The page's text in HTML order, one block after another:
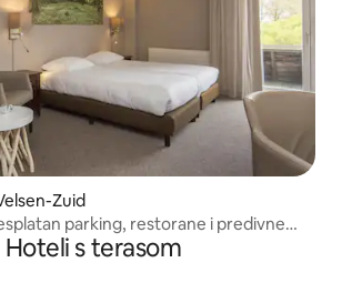
Zuid
parking, restorane i predivne
Hoteli s terasom